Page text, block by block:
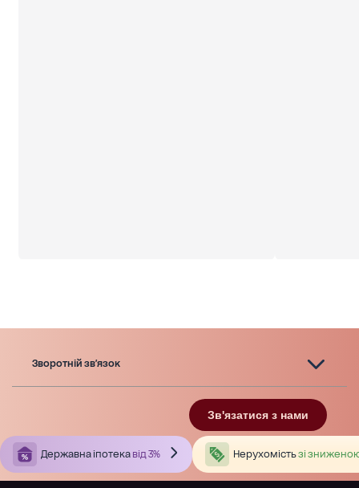
Зворотній зв'язок
Зв'язатися з нами
Державна іпотека від 3% Нерухомістьзі